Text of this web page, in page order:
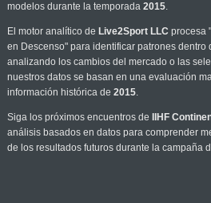
modelos durante la temporada 2015.
El motor analítico de Live2Sport LLC procesa
en Descenso" para identificar patrones dentro
analizando los cambios del mercado o las
nuestros datos se basan en una evaluación
información histórica de 2015.
Siga los próximos encuentros de IIHF
análisis basados en datos para comprender
de los resultados futuros durante la campaña